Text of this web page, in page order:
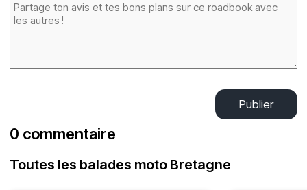
Publier
0 commentaire
Toutes les balades moto Bretagne